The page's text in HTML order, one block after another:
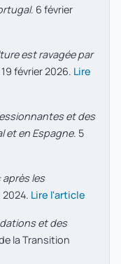
. 6 février
est ravagée par
février 2026. Lire
et des
et en Espagne. 5
après les
2024. Lire l'article
et des
la Transition